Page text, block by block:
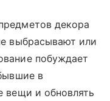
декора
выбрасывают или
побуждает
в
вещи и обновлять